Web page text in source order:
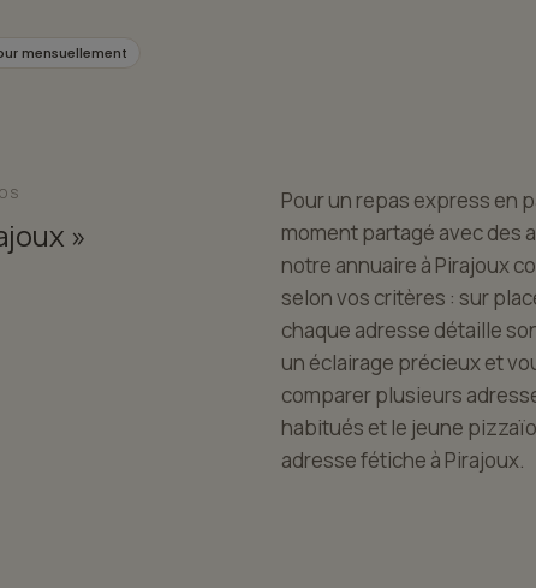
mensuellement
»
Pour un repas express en
moment partagé avec des
notre annuaire à Pirajoux
selon vos critères : sur
chaque adresse détaille
un éclairage précieux et
comparer plusieurs
habitués et le jeune
adresse fétiche à Pirajoux.